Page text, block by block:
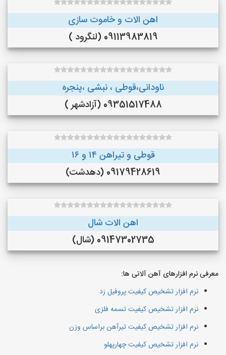
اهن الات و خاموت سازی
09113983819 (لنگرود )
ناودانی،قوطی ، نبشی ،پنجره
09351517488 (آزادشهر )
قوطی و تیراهن ۱۴ و ۱۶
09179428619 (دهدشت)
اهن الات شال
09147302735 (شال)
معرفی نرم افزارهای آهن آلاتی ها:
نرم افزار تشخیص کیفیت پروفیل زد
نرم افزار تشخیص کیفیت تسمه فلزی
نرم افزار تشخیص کیفیت تیرآهن براساس وزن
نرم افزار تشخیص کیفیت چهارپهلو